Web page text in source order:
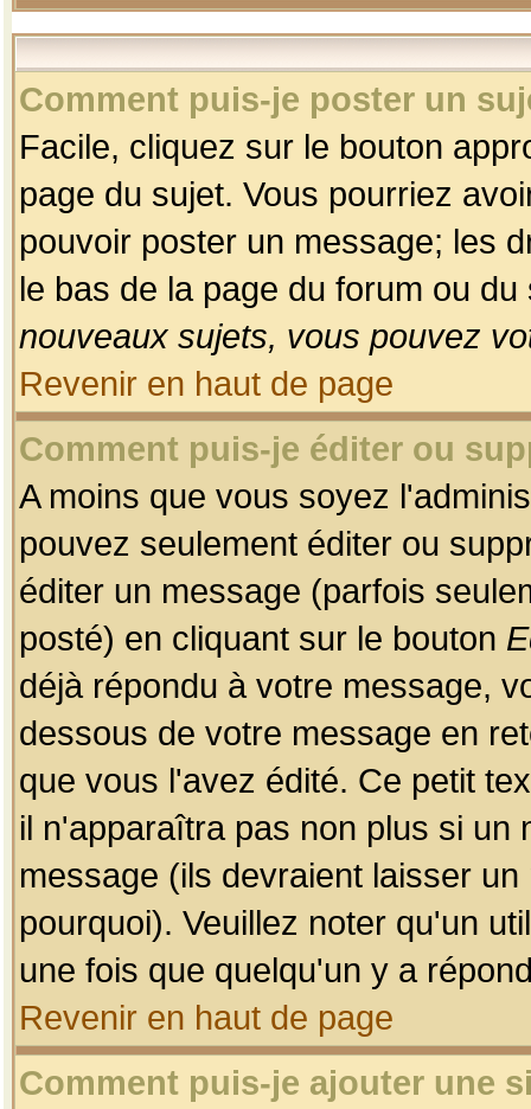
Comment puis-je poster un
Facile, cliquez sur le bouton
page du sujet. Vous pourriez
pouvoir poster un message; les
le bas de la page du forum ou
nouveaux sujets, vous pouvez
Revenir en haut de page
Comment puis-je éditer ou
A moins que vous soyez
pouvez seulement éditer ou
éditer un message (parfois
posté) en cliquant sur le bouton
déjà répondu à votre message,
dessous de votre message en
que vous l'avez édité. Ce petit
il n'apparaîtra pas non plus si un
message (ils devraient laisser
pourquoi). Veuillez noter qu'un
une fois que quelqu'un y a
Revenir en haut de page
Comment puis-je ajouter une